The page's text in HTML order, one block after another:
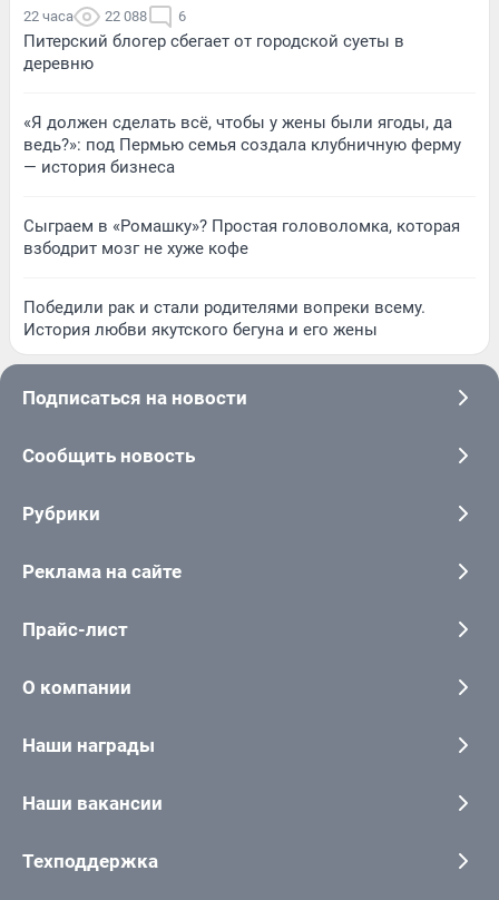
22 часа 22 088 6
Питерский блогер сбегает от городской суеты в
деревню
«Я должен сделать всё, чтобы у жены были ягоды, да
ведь?»: под Пермью семья создала клубничную ферму
— история бизнеса
Сыграем в «Ромашку»? Простая головоломка, которая
взбодрит мозг не хуже кофе
Победили рак и стали родителями вопреки всему.
История любви якутского бегуна и его жены
Подписаться на новости
Сообщить новость
Рубрики
Реклама на сайте
Прайс-лист
О компании
Наши награды
Наши вакансии
Техподдержка